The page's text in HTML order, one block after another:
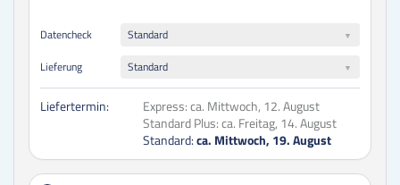
Datencheck
Standard
Lieferung
Standard
Liefertermin: Express:ca. Mittwoch, 12. August
Standard Plus:ca. Freitag, 14. August
Standard:ca. Mittwoch, 19. August